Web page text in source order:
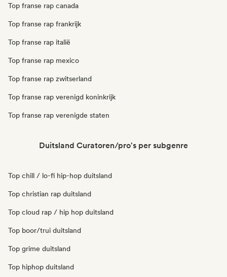
Top franse rap canada
Top franse rap frankrijk
Top franse rap italië
Top franse rap mexico
Top franse rap zwitserland
Top franse rap verenigd koninkrijk
Top franse rap verenigde staten
Duitsland Curatoren/pro's per subgenre
Top chill / lo-fi hip-hop duitsland
Top christian rap duitsland
Top cloud rap / hip hop duitsland
Top boor/trui duitsland
Top grime duitsland
Top hiphop duitsland